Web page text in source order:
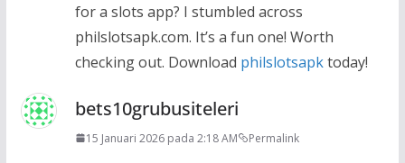
for a slots app? I stumbled across
philslotsapk.com. It’s a fun one! Worth
checking out. Download philslotsapktoday!
bets10grubusiteleri
15 Januari 2026 pada 2:18 AM Permalink